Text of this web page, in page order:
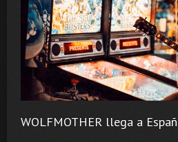
WOLFMOTHER llega a